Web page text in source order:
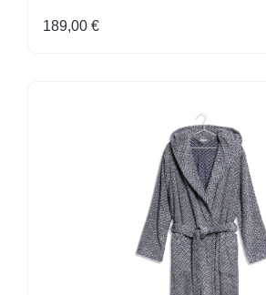
Regulärer Preis:
189,00 €